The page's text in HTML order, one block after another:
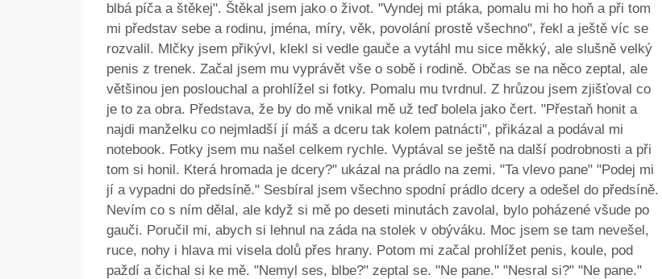
blbá píča a štěkej". Štěkal jsem jako o život. "Vyndej mi ptáka, pomalu mi ho hoň a při tom
mi představ sebe a rodinu, jména, míry, věk, povolání prostě všechno", řekl a ještě víc se
rozvalil. Mlčky jsem přikývl, klekl si vedle gauče a vytáhl mu sice měkký, ale slušně velký
penis z trenek. Začal jsem mu vyprávět vše o sobě i rodině. Občas se na něco zeptal, ale
většinou jen poslouchal a prohlížel si fotky. Pomalu mu tvrdnul. Z hrůzou jsem zjišťoval co
je to za obra. Představa, že by do mě vnikal mě už teď bolela jako čert. "Přestaň honit a
najdi manželku co nejmladší jí máš a dceru tak kolem patnácti", přikázal a podával mi
notebook. Fotky jsem mu našel celkem rychle. Vyptával se ještě na další podrobnosti a při
tom si honil. Která hromada je dcery?" ukázal na prádlo na zemi. "Ta vlevo pane" "Podej mi
jí a vypadni do předsíně." Sesbíral jsem všechno spodní prádlo dcery a odešel do předsíně.
Nevím co s ním dělal, ale když si mě po deseti minutách zavolal, bylo poházené všude po
gauči. Poručil mi, abych si lehnul na záda na stolek v obýváku. Moc jsem se tam nevešel,
ruce, nohy i hlava mi visela dolů přes hrany. Potom mi začal prohlížet penis, koule, pod
paždí a čichal si ke mě. "Nemyl ses, blbe?" zeptal se. "Ne pane." "Nesral si?" "Ne pane."